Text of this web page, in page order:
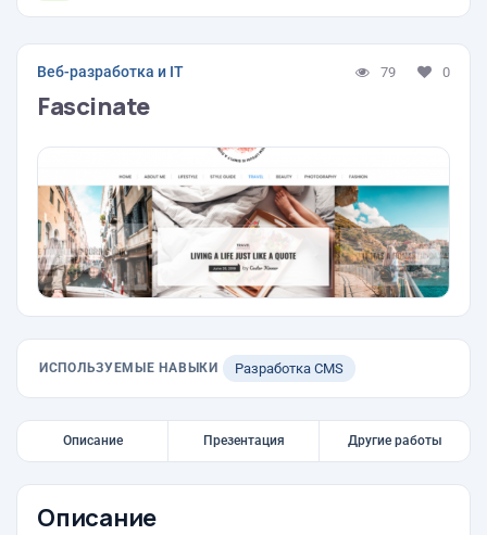
Веб-разработка и IT 79 0
Fascinate
ИСПОЛЬЗУЕМЫЕ НАВЫКИ Разработка CMS
Описание Презентация Другие работы
Описание